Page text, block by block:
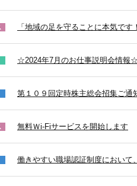
「地域の足を守ることに本気で
☆2024年7月のお仕事説明会情報
第１０９回定時株主総会招集ご通
無料Ｗi-Fiサービスを開始します
働きやすい職場認証制度において